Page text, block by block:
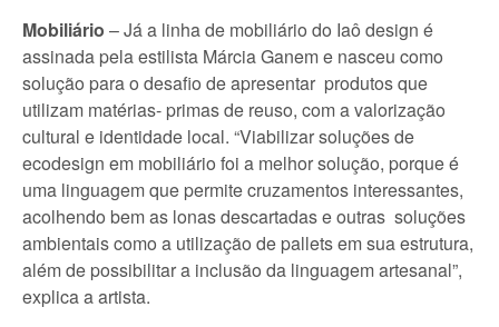
Mobiliário – Já a linha de mobiliário do Iaô design é
assinada pela estilista Márcia Ganem e nasceu como
solução para o desafio de apresentar produtos que
utilizam matérias- primas de reuso, com a valorização
cultural e identidade local. “Viabilizar soluções de
ecodesign em mobiliário foi a melhor solução, porque é
uma linguagem que permite cruzamentos interessantes,
acolhendo bem as lonas descartadas e outras soluções
ambientais como a utilização de pallets em sua estrutura,
além de possibilitar a inclusão da linguagem artesanal”,
explica a artista.